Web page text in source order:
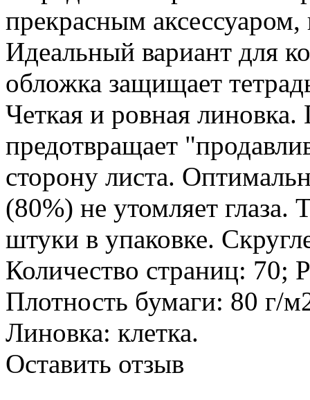
прекрасным аксессуаром,
Идеальный вариант для
обложка защищает
Четкая и ровная
предотвращает
сторону листа.
(80%) не утомляет глаза.
штуки в упаковке.
Количество страниц: 70;
Плотность бумаги: 80 г/
Линовка: клетка.
Оставить отзыв